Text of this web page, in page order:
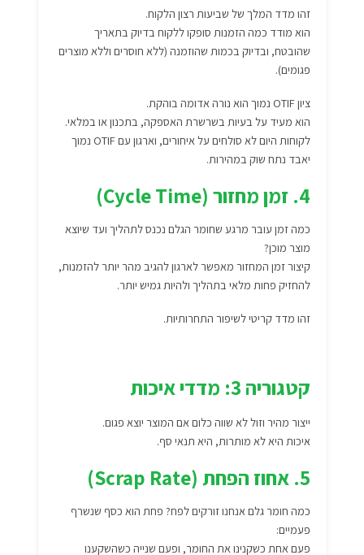
זהו מדד המלך של שביעות רצון הלקוח.
הוא מודד כמה הזמנות סופקו ללקוח בדיוק בתאריך
שהובטח, ובדיוק בכמות שהוזמנה (ללא חוסרים וללא מוצרים
פגומים).
ציון OTIF נמוך הוא נורה אדומה בוהקת.
הוא מעיד על בעיות בשרשרת האספקה, בתכנון או במלאי.
לקוחות היום לא סולחים על איחורים, וארגון עם OTIF נמוך
יאבד נתח שוק במהירות.
4. זמן מחזור (Cycle Time)
כמה זמן עובר מרגע שחומר הגלם נכנס לתהליך ועד שיוצא
מוצר מוכן?
קיצור זמן המחזור מאפשר לארגון להגיב מהר יותר להזמנות,
להחזיק פחות מלאי בתהליך ולהיות גמיש יותר.
זהו מדד קריטי לשיפור התחרותיות.
קטגוריה 3: מדדי איכות
ייצור מהיר וזול לא שווה כלום אם המוצר יוצא פגום.
איכות היא לא מותרות, היא תנאי סף.
5. אחוז הפחת (Scrap Rate)
כמה חומר גלם אנחנו זורקים לפח? פחת הוא כסף שנשרף
פעמיים:
פעם אחת כשקנינו את החומר, ופעם שנייה כשהשקענו